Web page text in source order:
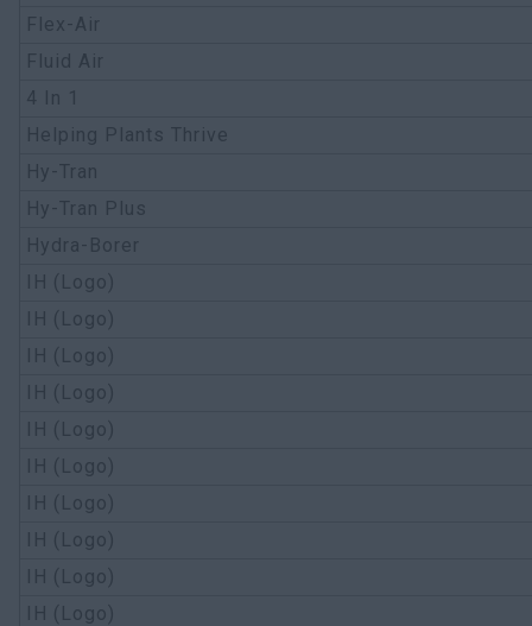
Flex-Air
Fluid Air
4 In 1
Helping Plants Thrive
Hy-Tran
Hy-Tran Plus
Hydra-Borer
IH (Logo)
IH (Logo)
IH (Logo)
IH (Logo)
IH (Logo)
IH (Logo)
IH (Logo)
IH (Logo)
IH (Logo)
IH (Logo)